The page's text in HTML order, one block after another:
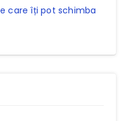
care îți pot schimba